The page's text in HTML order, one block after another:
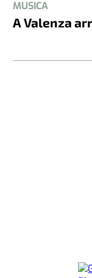
MUSICA
A Valenza